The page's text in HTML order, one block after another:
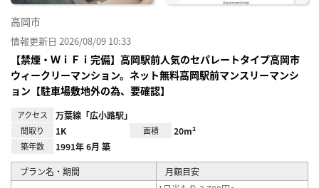
高岡市
情報更新日 2026/08/09 10:33
【禁煙・ＷｉＦｉ完備】高岡駅前人気のセパレートタイプ高岡市
ウィークリーマンション。ネット無料高岡駅前マンスリーマンシ
ョン【駐車場敷地外の為、要確認】
アクセス 万葉線「広小路駅」
間取り 1K 面積 20m²
築年数 1991年 6月 築
プラン名・期間
月額目安